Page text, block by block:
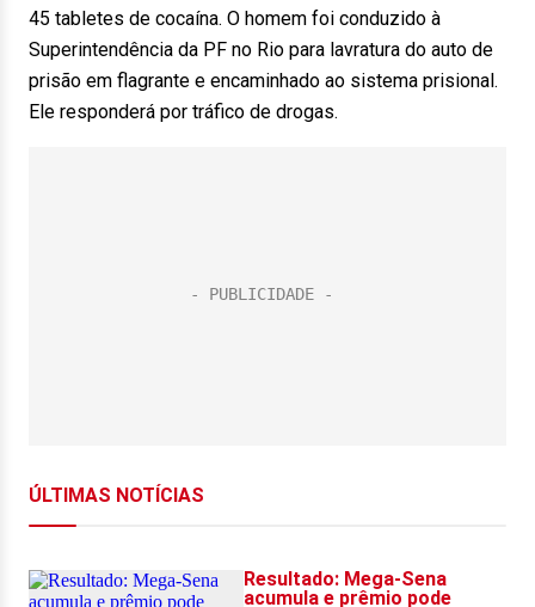
45 tabletes de cocaína. O homem foi conduzido à
Superintendência da PF no Rio para lavratura do auto de
prisão em flagrante e encaminhado ao sistema prisional.
Ele responderá por tráfico de drogas.